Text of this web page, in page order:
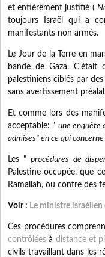
et entièrement justifié (
toujours Israël qui a
manifestants non armés.
Le Jour de la Terre en
bande de Gaza. C'était
palestiniens ciblés par
sans avertissement
Et comme lors des
acceptable: " une enquête
admises" en ce qui
Les "procédures de
Palestine occupée, que
Ramallah, ou contre des
Voir : Le ministre
Ces procédures
contrôlées à distance et
civils travaillant dans les